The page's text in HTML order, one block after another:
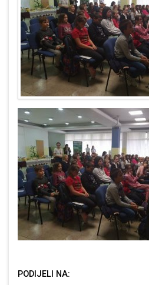
PODIJELI NA: